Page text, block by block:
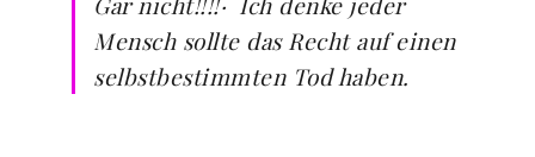
Mensch sollte das Recht auf einen
selbstbestimmten Tod haben.